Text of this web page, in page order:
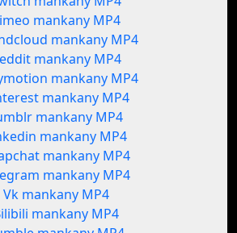
mankany MP4
mankany MP4
mankany MP4
mankany MP4
mankany MP4
mankany MP4
mankany MP4
mankany MP4
mankany MP4
Vk mankany MP4
mankany MP4